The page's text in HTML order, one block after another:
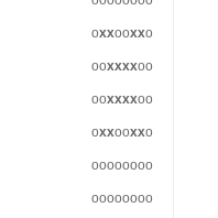
oxxooxxo
ooxxxxoo
ooxxxxoo
oxxooxxo
oooooooo
oooooooo